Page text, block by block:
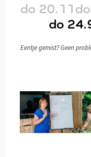
do 20.11
do
Eentje gemist? Geen